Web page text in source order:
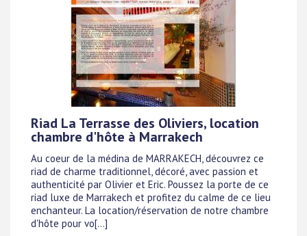
Riad La Terrasse des Oliviers, location
chambre d'hôte à Marrakech
Au coeur de la médina de MARRAKECH, découvrez ce
riad de charme traditionnel, décoré, avec passion et
authenticité par Olivier et Eric. Poussez la porte de ce
riad luxe de Marrakech et profitez du calme de ce lieu
enchanteur. La location/réservation de notre chambre
d'hôte pour vo[...]